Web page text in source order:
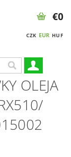
CZK EUR HUF
€0
OLEJA